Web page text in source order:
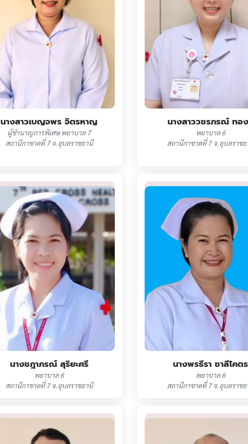
นางสาวเบญจพร จิตรหาญ
ผู้ชำนาญการพิเศษ พยาบาล 7
สถานีกาชาดที่ 7 จ.อุบลราชธานี
นางสาววชรภรณ์ ทอ
พยาบาล 6
สถานีกาชาดที่ 7 จ.อุบลราชธ
นางชฎาภรณ์ สุริยะศรี
พยาบาล 6
สถานีกาชาดที่ 7 จ.อุบลราชธานี
นางพรธีรา ชาลีโคตร
พยาบาล 6
สถานีกาชาดที่ 7 จ.อุบลราชธ